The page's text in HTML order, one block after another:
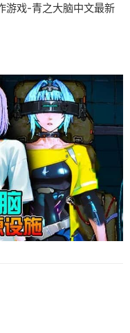
游戏-青之大脑中文最新